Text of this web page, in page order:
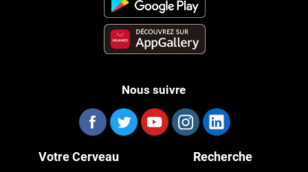
Nous suivre
Votre Cerveau Recherche